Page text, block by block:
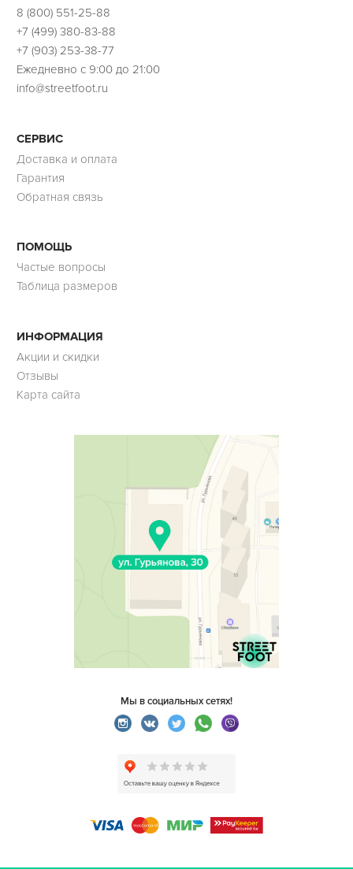
8 (800) 551-25-88
+7 (499) 380-83-88
+7 (903) 253-38-77
Ежедневно с 9:00 до 21:00
info@streetfoot.ru
СЕРВИС
Доставка и оплата
Гарантия
Обратная связь
ПОМОЩЬ
Частые вопросы
Таблица размеров
ИНФОРМАЦИЯ
Акции и скидки
Отзывы
Карта сайта
Мы в социальных сетях!